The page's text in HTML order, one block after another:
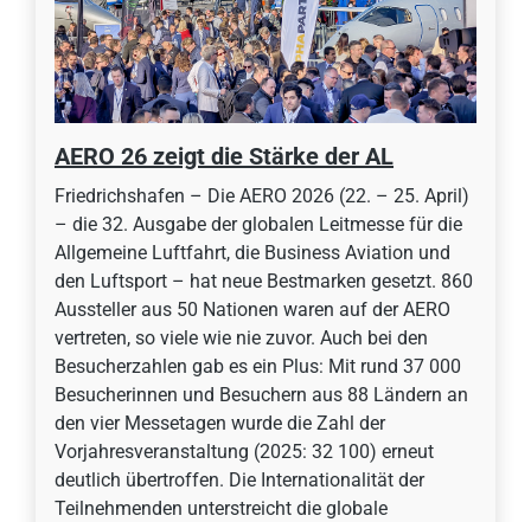
AERO 26 zeigt die Stärke der AL
Friedrichshafen – Die AERO 2026 (22. – 25. April)
– die 32. Ausgabe der globalen Leitmesse für die
Allgemeine Luftfahrt, die Business Aviation und
den Luftsport – hat neue Bestmarken gesetzt. 860
Aussteller aus 50 Nationen waren auf der AERO
vertreten, so viele wie nie zuvor. Auch bei den
Besucherzahlen gab es ein Plus: Mit rund 37 000
Besucherinnen und Besuchern aus 88 Ländern an
den vier Messetagen wurde die Zahl der
Vorjahresveranstaltung (2025: 32 100) erneut
deutlich übertroffen. Die Internationalität der
Teilnehmenden unterstreicht die globale